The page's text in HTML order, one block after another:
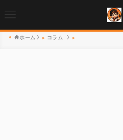
ホーム コラム